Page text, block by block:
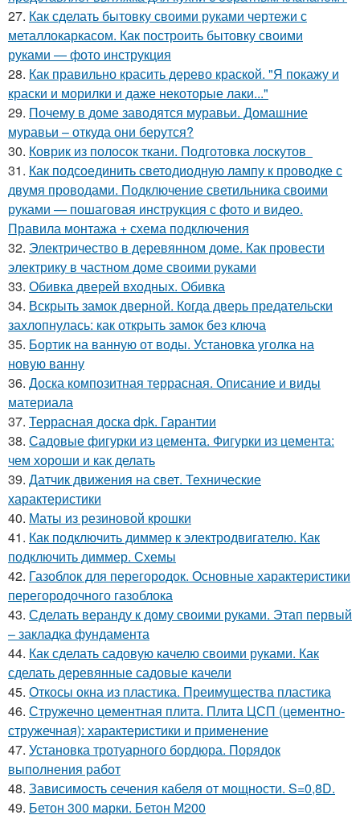
27. Как сделать бытовку своими руками чертежи с
металлокаркасом. Как построить бытовку своими
руками — фото инструкция
28. Как правильно красить дерево краской. "Я покажу и
краски и морилки и даже некоторые лаки..."
29. Почему в доме заводятся муравьи. Домашние
муравьи – откуда они берутся?
30. Коврик из полосок ткани. Подготовка лоскутов
31. Как подсоединить светодиодную лампу к проводке с
двумя проводами. Подключение светильника своими
руками — пошаговая инструкция с фото и видео.
Правила монтажа + схема подключения
32. Электричество в деревянном доме. Как провести
электрику в частном доме своими руками
33. Обивка дверей входных. Обивка
34. Вскрыть замок дверной. Когда дверь предательски
захлопнулась: как открыть замок без ключа
35. Бортик на ванную от воды. Установка уголка на
новую ванну
36. Доска композитная террасная. Описание и виды
материала
37. Террасная доска dpk. Гарантии
38. Садовые фигурки из цемента. Фигурки из цемента:
чем хороши и как делать
39. Датчик движения на свет. Технические
характеристики
40. Маты из резиновой крошки
41. Как подключить диммер к электродвигателю. Как
подключить диммер. Схемы
42. Газоблок для перегородок. Основные характеристики
перегородочного газоблока
43. Сделать веранду к дому своими руками. Этап первый
– закладка фундамента
44. Как сделать садовую качелю своими руками. Как
сделать деревянные садовые качели
45. Откосы окна из пластика. Преимущества пластика
46. Стружечно цементная плита. Плита ЦСП (цементно-
стружечная): характеристики и применение
47. Установка тротуарного бордюра. Порядок
выполнения работ
48. Зависимость сечения кабеля от мощности. S=0,8D.
49. Бетон 300 марки. Бетон М200